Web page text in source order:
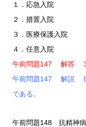
１．応急入院
２．措置入院
３．医療保護入院
４．任意入院
午前問題147 解答
午前問題147 解説 医
である。
午前問題148 抗精神病